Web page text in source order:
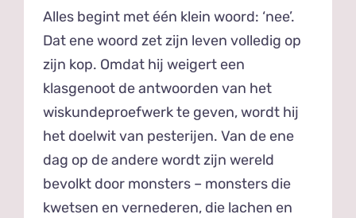
Alles begint met één klein woord: ‘nee’.
Dat ene woord zet zijn leven volledig op
zijn kop. Omdat hij weigert een
klasgenoot de antwoorden van het
wiskundeproefwerk te geven, wordt hij
het doelwit van pesterijen. Van de ene
dag op de andere wordt zijn wereld
bevolkt door monsters – monsters die
kwetsen en vernederen, die lachen en